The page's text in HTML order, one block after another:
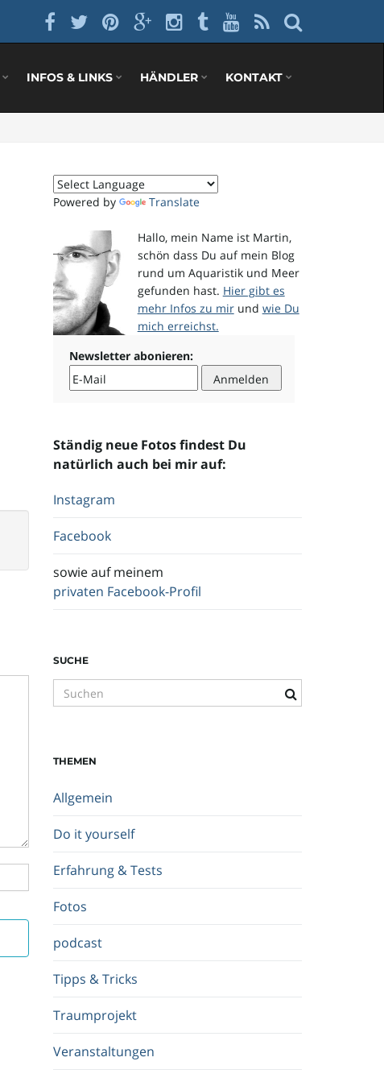
INFOS & LINKS HÄNDLER KONTAKT
Powered by Translate
Hallo, mein Name ist Martin,
schön dass Du auf mein Blog
rund um Aquaristik und Meer
gefunden hast. Hier gibt es
mehr Infos zu mirund wie Du
mich erreichst.
Newsletter abonieren:
Ständig neue Fotos findest Du
natürlich auch bei mir auf:
Instagram
Facebook
sowie auf meinem
privaten Facebook-Profil
SUCHE
u
b
g
i
f
.
.
.
THEMEN
Allgemein
Do it yourself
Erfahrung & Tests
Fotos
podcast
Tipps & Tricks
Traumprojekt
Veranstaltungen